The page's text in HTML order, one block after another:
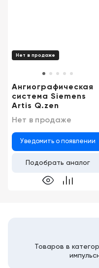
Нет в продаже
Ангиографическая
система Siemens
Artis Q.zen
Нет в продаже
Уведомить о появлении
Подобрать аналог
Товаров в